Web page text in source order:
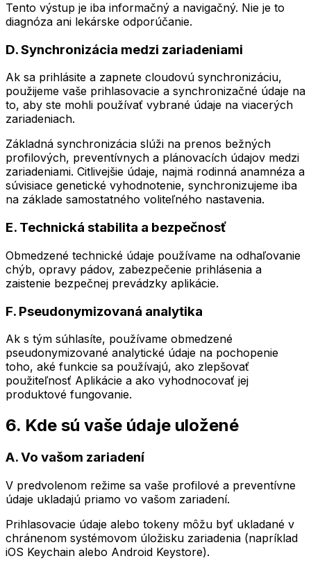
Tento výstup je iba informačný a navigačný. Nie je to
diagnóza ani lekárske odporúčanie.
D. Synchronizácia medzi zariadeniami
Ak sa prihlásite a zapnete cloudovú synchronizáciu,
použijeme vaše prihlasovacie a synchronizačné údaje na
to, aby ste mohli používať vybrané údaje na viacerých
zariadeniach.
Základná synchronizácia slúži na prenos bežných
profilových, preventívnych a plánovacích údajov medzi
zariadeniami. Citlivejšie údaje, najmä rodinná anamnéza a
súvisiace genetické vyhodnotenie, synchronizujeme iba
na základe samostatného voliteľného nastavenia.
E. Technická stabilita a bezpečnosť
Obmedzené technické údaje používame na odhaľovanie
chýb, opravy pádov, zabezpečenie prihlásenia a
zaistenie bezpečnej prevádzky aplikácie.
F. Pseudonymizovaná analytika
Ak s tým súhlasíte, používame obmedzené
pseudonymizované analytické údaje na pochopenie
toho, aké funkcie sa používajú, ako zlepšovať
použiteľnosť Aplikácie a ako vyhodnocovať jej
produktové fungovanie.
6. Kde sú vaše údaje uložené
A. Vo vašom zariadení
V predvolenom režime sa vaše profilové a preventívne
údaje ukladajú priamo vo vašom zariadení.
Prihlasovacie údaje alebo tokeny môžu byť ukladané v
chránenom systémovom úložisku zariadenia (napríklad
iOS Keychain alebo Android Keystore).